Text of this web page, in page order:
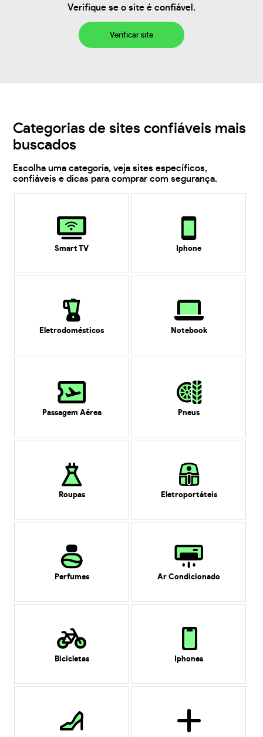
Verifique se o site é confiável.
Verificar site
Categorias de sites confiáveis mais
buscados
Escolha uma categoria, veja sites específicos,
confiáveis e dicas para comprar com segurança.
Smart TV Iphone
Eletrodomésticos Notebook
Passagem Aérea Pneus
Roupas Eletroportáteis
Perfumes Ar Condicionado
Bicicletas Iphones